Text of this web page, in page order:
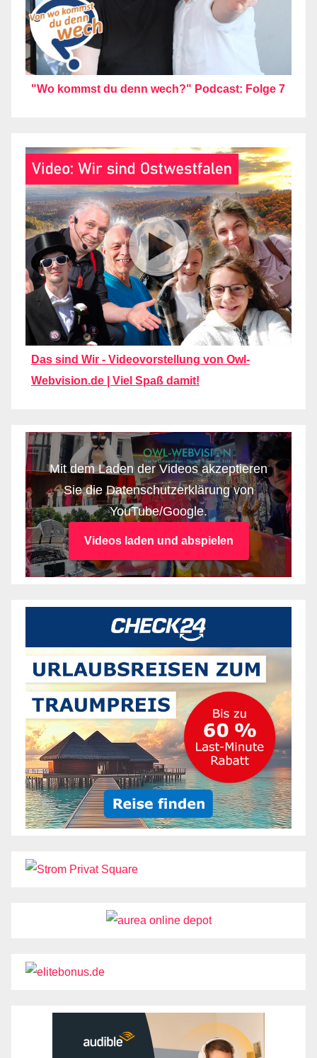
"Wo kommst du denn wech?" Podcast: Folge 7
Das sind Wir - Videovorstellung von Owl-
Webvision.de | Viel Spaß damit!
Mit dem Laden der Videos akzeptieren
Sie die Datenschutzerklärung von
YouTube/Google.
Videos laden und abspielen